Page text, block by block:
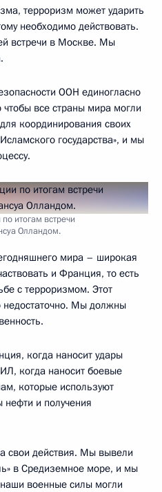
терроризм может ударить
необходимо действовать.
встречи в Москве. Мы
ООН единогласно
все страны мира могли
координирования своих
государства», и мы
итогам встречи
Олландом.
мира – широкая
и Франция, то есть
с терроризмом. Этот
недостаточно. Мы должны
когда наносит удары
когда наносит боевые
которые используют
нефти и получения
свои действия. Мы вывели
в Средиземное море, и мы
военные силы могли